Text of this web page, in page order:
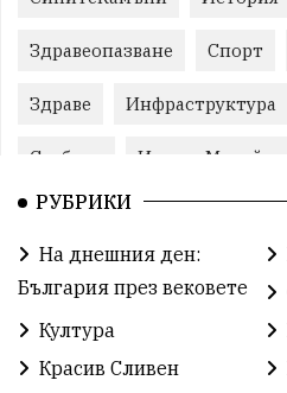
Здравеопазване Спорт
Здраве Инфраструктура
Свобода ИвелинМихайлов
Карандила
РадостинВасилев
ХристоИлиев
КироБрейка
РУБРИКИ
На днешния ден:
България през вековете
Култура
Красив Сливен